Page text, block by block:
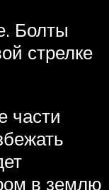
Болты
стрелке
части
в землю